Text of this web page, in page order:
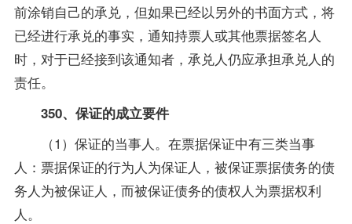
前涂销自己的承兑，但如果已经以另外的书面方式，将
已经进行承兑的事实，通知持票人或其他票据签名人
时，对于已经接到该通知者，承兑人仍应承担承兑人的
责任。
350、保证的成立要件
（1）保证的当事人。在票据保证中有三类当事
人：票据保证的行为人为保证人，被保证票据债务的债
务人为被保证人，而被保证债务的债权人为票据权利
人。